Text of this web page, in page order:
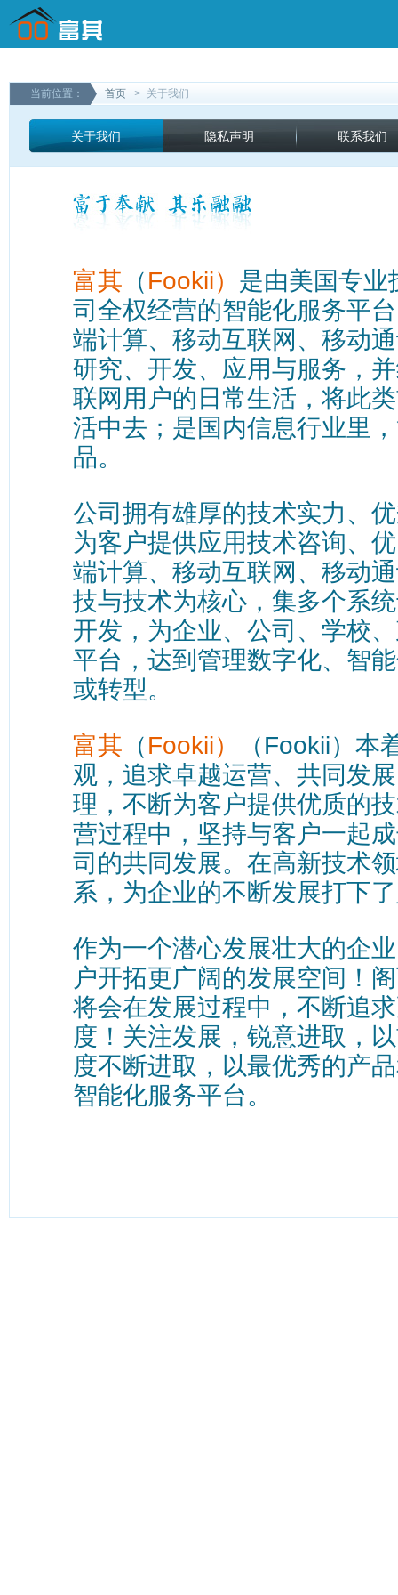
当前位置： 首页 > 关于我们
关于我们 隐私声明 联系我们
富其 （Fookii） 是由美国专业
司全权经营的智能化服务平
端计算、移动互联网、移动
研究、开发、应用与服务，
联网用户的日常生活，将此
活中去；是国内信息行业里
品。
公司拥有雄厚的技术实力、
为客户提供应用技术咨询、
端计算、移动互联网、移动
技与技术为核心，集多个系
开发，为企业、公司、学校
平台，达到管理数字化、智
或转型。
富其 （Fookii）
（Fookii）本
观，追求卓越运营、共同发
理，不断为客户提供优质的
营过程中，坚持与客户一起
司的共同发展。在高新技术
系，为企业的不断发展打下
作为一个潜心发展壮大的企
户开拓更广阔的发展空间！
将会在发展过程中，不断追
度！关注发展，锐意进取，
度不断进取，以最优秀的产
智能化服务平台。